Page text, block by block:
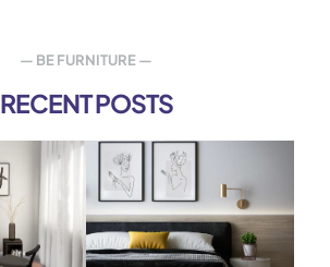
— BE FURNITURE —
RECENT POSTS